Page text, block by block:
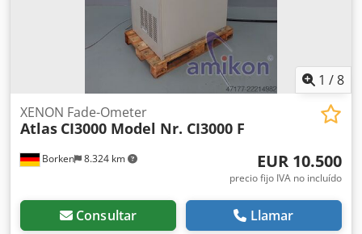
1 /8
Borken 8.324 km
XENON Fade-Ometer
Atlas CI3000 Model Nr. CI3000 F
EUR 10.500
precio fijo IVA no incluído
Consultar Llamar